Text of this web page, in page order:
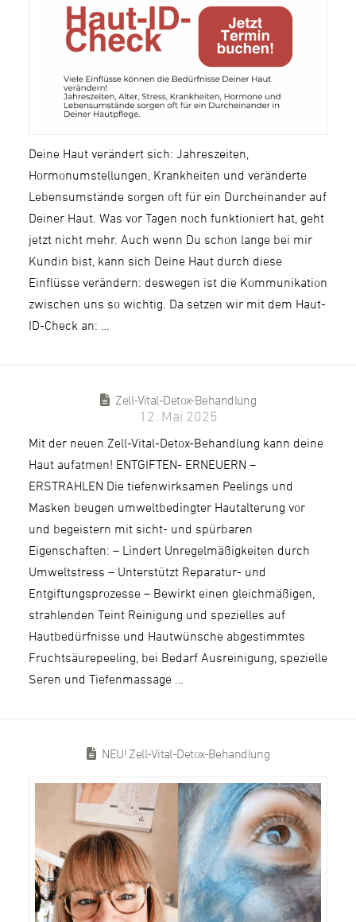
Deine Haut verändert sich: Jahreszeiten,
Hormonumstellungen, Krankheiten und veränderte
Lebensumstände sorgen oft für ein Durcheinander auf
Deiner Haut. Was vor Tagen noch funktioniert hat, geht
jetzt nicht mehr. Auch wenn Du schon lange bei mir
Kundin bist, kann sich Deine Haut durch diese
Einflüsse verändern: deswegen ist die Kommunikation
zwischen uns so wichtig. Da setzen wir mit dem Haut-
ID-Check an: …
Zell-Vital-Detox-Behandlung
12. Mai 2025
Mit der neuen Zell-Vital-Detox-Behandlung kann deine
Haut aufatmen! ENTGIFTEN- ERNEUERN –
ERSTRAHLEN Die tiefenwirksamen Peelings und
Masken beugen umweltbedingter Hautalterung vor
und begeistern mit sicht- und spürbaren
Eigenschaften: – Lindert Unregelmäßigkeiten durch
Umweltstress – Unterstützt Reparatur- und
Entgiftungsprozesse – Bewirkt einen gleichmäßigen,
strahlenden Teint Reinigung und spezielles auf
Hautbedürfnisse und Hautwünsche abgestimmtes
Fruchtsäurepeeling, bei Bedarf Ausreinigung, spezielle
Seren und Tiefenmassage …
NEU! Zell-Vital-Detox-Behandlung